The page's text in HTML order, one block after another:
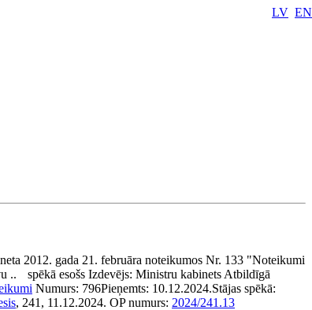
LV EN
2012. gada 21. februāra noteikumos Nr. 133 "Noteikumi
..
spēkā esošs Izdevējs: Ministru kabinets Atbildīgā
Numurs: 796Pieņemts: 10.12.2024.Stājas spēkā:
, 241, 11.12.2024. OP numurs: 2024/241.13